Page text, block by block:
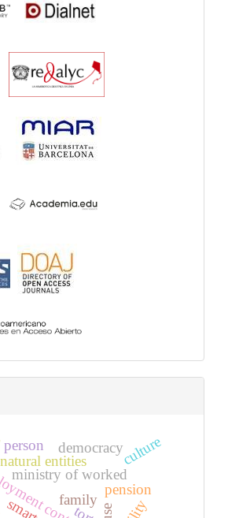
contract
ministry of worked
family
pension
natural entities
person democracyculture